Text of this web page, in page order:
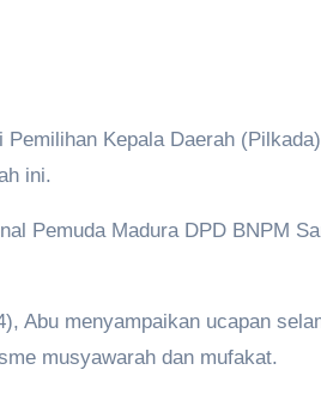
Kepala Daerah
ini.
Pemuda Madura DPD BNPM
Abu menyampaikan ucapan
musyawarah dan mufakat.